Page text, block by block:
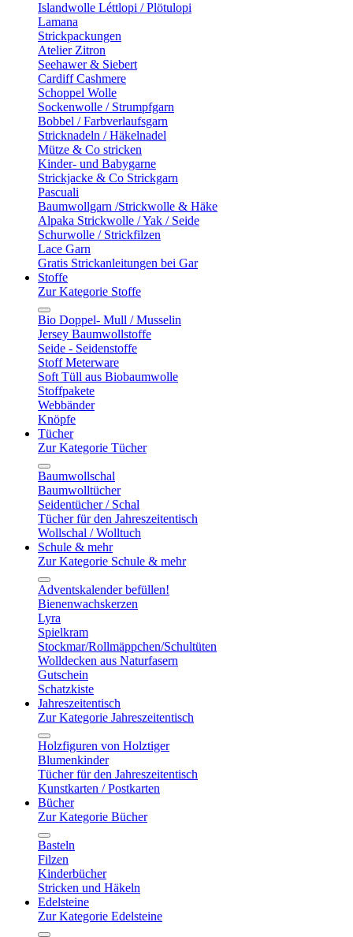
Islandwolle Léttlopi / Plötulopi
Lamana
Strickpackungen
Atelier Zitron
Seehawer & Siebert
Cardiff Cashmere
Schoppel Wolle
Sockenwolle / Strumpfgarn
Bobbel / Farbverlaufsgarn
Stricknadeln / Häkelnadel
Mütze & Co stricken
Kinder- und Babygarne
Strickjacke & Co Strickgarn
Pascuali
Baumwollgarn /Strickwolle & Häke
Alpaka Strickwolle / Yak / Seide
Schurwolle / Strickfilzen
Lace Garn
Gratis Strickanleitungen bei Gar
Stoffe
Zur Kategorie Stoffe
Bio Doppel- Mull / Musselin
Jersey Baumwollstoffe
Seide - Seidenstoffe
Stoff Meterware
Soft Tüll aus Biobaumwolle
Stoffpakete
Webbänder
Knöpfe
Tücher
Zur Kategorie Tücher
Baumwollschal
Baumwolltücher
Seidentücher / Schal
Tücher für den Jahreszeitentisch
Wollschal / Wolltuch
Schule & mehr
Zur Kategorie Schule & mehr
Adventskalender befüllen!
Bienenwachskerzen
Lyra
Spielkram
Stockmar/Rollmäppchen/Schultüten
Wolldecken aus Naturfasern
Gutschein
Schatzkiste
Jahreszeitentisch
Zur Kategorie Jahreszeitentisch
Holzfiguren von Holztiger
Blumenkinder
Tücher für den Jahreszeitentisch
Kunstkarten / Postkarten
Bücher
Zur Kategorie Bücher
Basteln
Filzen
Kinderbücher
Stricken und Häkeln
Edelsteine
Zur Kategorie Edelsteine